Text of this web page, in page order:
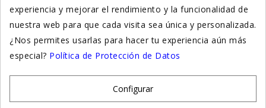
Suplementación natural
Otros
experiencia y mejorar el rendimiento y la funcionalidad de
nuestra web para que cada visita sea única y personalizada.
¿Nos permites usarlas para hacer tu experiencia aún más
especial? Política de Protección de Datos
Configurar